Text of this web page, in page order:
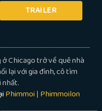
TRAILER
Chicago trở về quê nhà
lại với gia đình, cô tìm
Phimmoi | Phimmoilon